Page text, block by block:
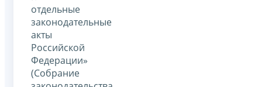
отдельные
законодательные
акты
Российской
Федерации»
(Собрание